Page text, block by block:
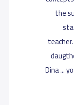
the
Dina ...